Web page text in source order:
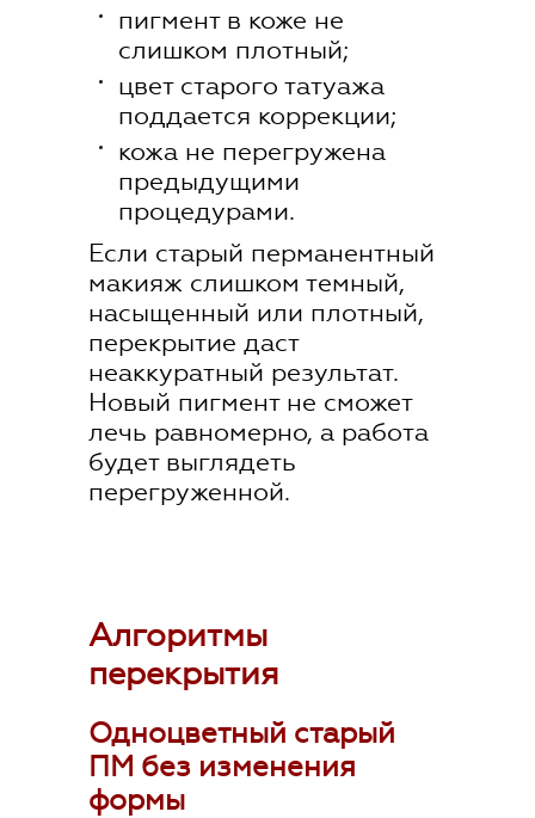
пигмент в коже не
слишком плотный;
цвет старого татуажа
поддается коррекции;
кожа не перегружена
предыдущими
процедурами.
Если старый перманентный
макияж слишком темный,
насыщенный или плотный,
перекрытие даст
неаккуратный результат.
Новый пигмент не сможет
лечь равномерно, а работа
будет выглядеть
перегруженной.
Алгоритмы
перекрытия
Одноцветный старый
ПМ без изменения
формы